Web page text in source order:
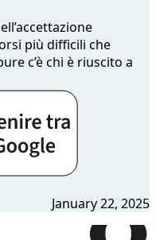
più difficili che
c’è chi è riuscito a
January 22, 2025